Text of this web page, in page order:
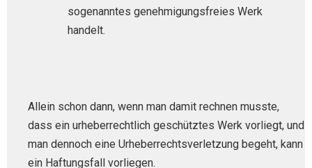
sogenanntes genehmigungsfreies Werk
handelt.
Allein schon dann, wenn man damit rechnen musste,
dass ein urheberrechtlich geschütztes Werk vorliegt, und
man dennoch eine Urheberrechtsverletzung begeht, kann
ein Haftungsfall vorliegen.